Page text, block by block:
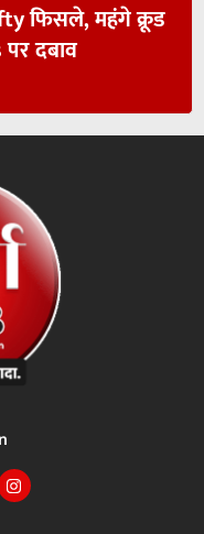
फिसले, महंगे क्रूड
दबाव